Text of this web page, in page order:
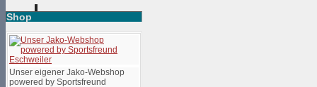
Shop
Unser eigener Jako-Webshop
powered by Sportsfreund